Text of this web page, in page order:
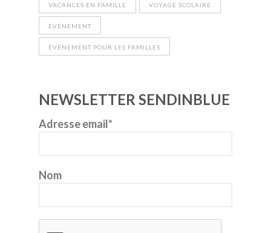
VACANCES EN FAMILLE VOYAGE SCOLAIRE
ÉVÉNEMENT
ÉVÉNEMENT POUR LES FAMILLES
NEWSLETTER SENDINBLUE
Adresse email*
Nom